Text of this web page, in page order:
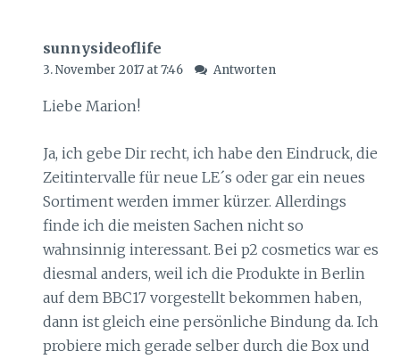
sunnysideoflife
3. November 2017 at 7:46 Antworten
Liebe Marion!
Ja, ich gebe Dir recht, ich habe den Eindruck, die
Zeitintervalle für neue LE´s oder gar ein neues
Sortiment werden immer kürzer. Allerdings
finde ich die meisten Sachen nicht so
wahnsinnig interessant. Bei p2 cosmetics war es
diesmal anders, weil ich die Produkte in Berlin
auf dem BBC17 vorgestellt bekommen haben,
dann ist gleich eine persönliche Bindung da. Ich
probiere mich gerade selber durch die Box und